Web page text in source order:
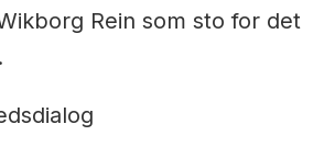
Rein som sto for det